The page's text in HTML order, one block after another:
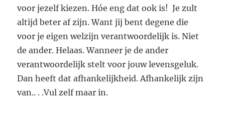
voor jezelf kiezen. Hóe eng dat ook is! Je zult
altijd beter af zijn. Want jij bent degene die
voor je eigen welzijn verantwoordelijk is. Niet
de ander. Helaas. Wanneer je de ander
verantwoordelijk stelt voor jouw levensgeluk.
Dan heeft dat afhankelijkheid. Afhankelijk zijn
van.. . .Vul zelf maar in.